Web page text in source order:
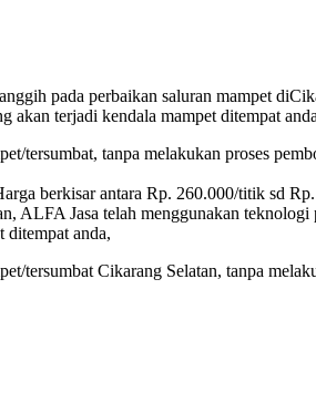
pada perbaikan saluran mampet
akan terjadi kendala mampet ditempat
tersumbat, tanpa melakukan proses
berkisar antara Rp. 260.000/titik sd
ALFA Jasa telah menggunakan
ditempat anda,
tersumbat Cikarang Selatan, tanpa